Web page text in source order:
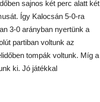
sajnos két perc alatt két
Így Kalocsán 5-0-ra
3-0 arányban nyertünk a
partiban voltunk az
tompák voltunk. Míg a
ki. Jó játékkal